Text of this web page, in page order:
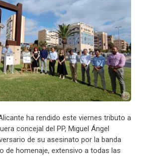
ha rendido este viernes tributo a
concejal del PP, Miguel Ángel
de su asesinato por la banda
de homenaje, extensivo a todas las